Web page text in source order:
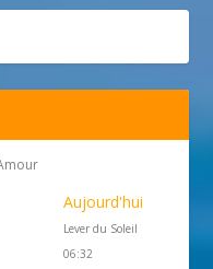
Aujourd'hui
Lever du Soleil
06:32